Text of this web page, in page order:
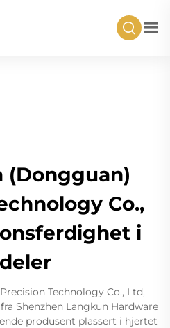
(Dongguan)
Co.,
i
Technology Co., Ltd,
Shenzhen Langkun Hardware
produsent plassert i hjertet